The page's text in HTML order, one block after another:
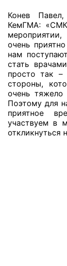
Конев
КемГМА: «СМК
очень
нам
стать
просто так
стороны,
очень тяжело
Поэтому для
приятное
участвуем в
откликнуться